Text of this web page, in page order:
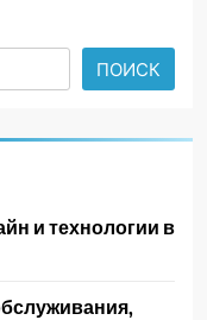
ПОИСК
и технологии в